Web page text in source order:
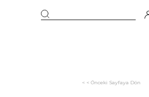
< < Önceki Sayfaya Dön